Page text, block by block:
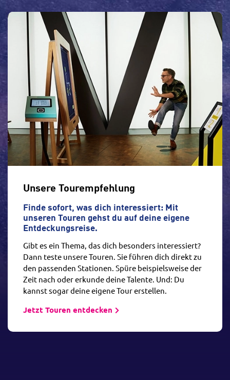
Unsere Tourempfehlung
Finde sofort, was dich interessiert: Mit
unseren Touren gehst du auf deine eigene
Entdeckungsreise.
Gibt es ein Thema, das dich besonders interessiert?
Dann teste unsere Touren. Sie führen dich direkt zu
den passenden Stationen. Spüre beispielsweise der
Zeit nach oder erkunde deine Talente. Und: Du
kannst sogar deine eigene Tour erstellen.
Jetzt Touren entdecken